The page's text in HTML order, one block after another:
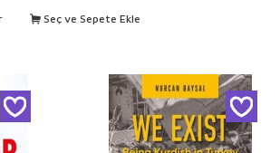
Seç ve Sepete Ekle